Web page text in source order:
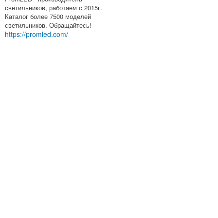
светильников, работаем с 2015г.
Каталог более 7500 моделей
светильников. Обращайтесь!
https://promled.com/